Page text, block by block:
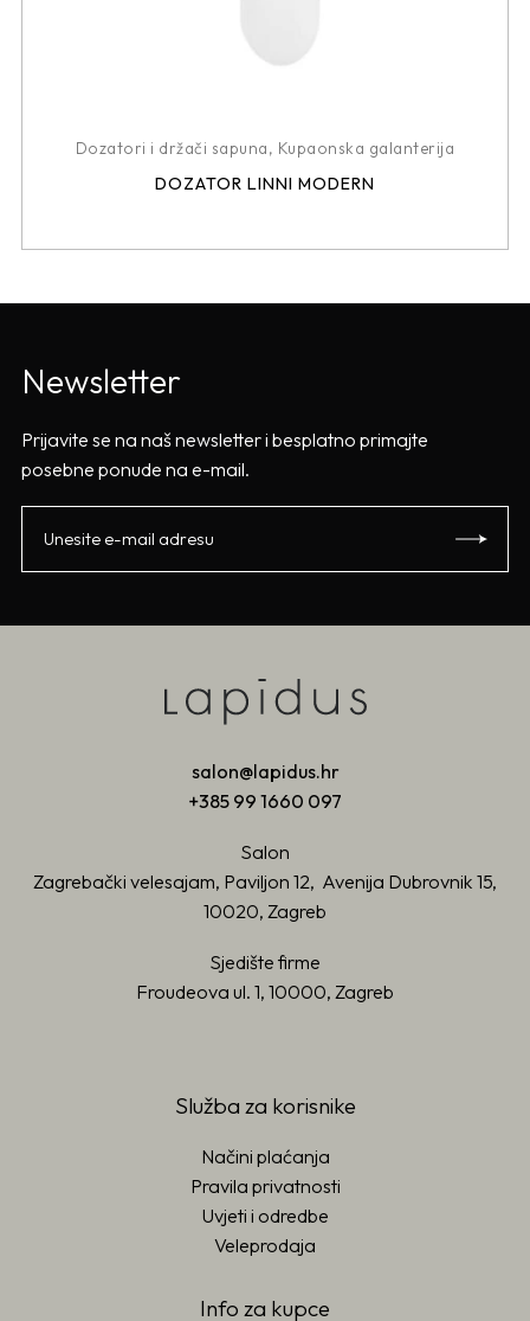
Dozatori i držači sapuna, Kupaonska galanterija
DOZATOR LINNI MODERN
Newsletter
Prijavite se na naš newsletter i besplatno primajte
posebne ponude na e-mail.
salon@lapidus.hr
+385 99 1660 097
Salon
Zagrebački velesajam, Paviljon 12, Avenija Dubrovnik 15,
10020, Zagreb
Sjedište firme
Froudeova ul. 1, 10000, Zagreb
Služba za korisnike
Načini plaćanja
Pravila privatnosti
Uvjeti i odredbe
Veleprodaja
Info za kupce